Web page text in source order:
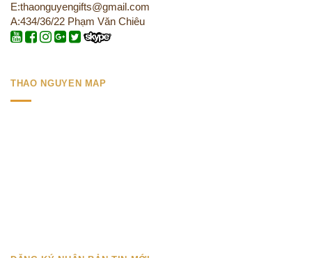
E:thaonguyengifts@gmail.com
A:434/36/22 Phạm Văn Chiêu
THAO NGUYEN MAP